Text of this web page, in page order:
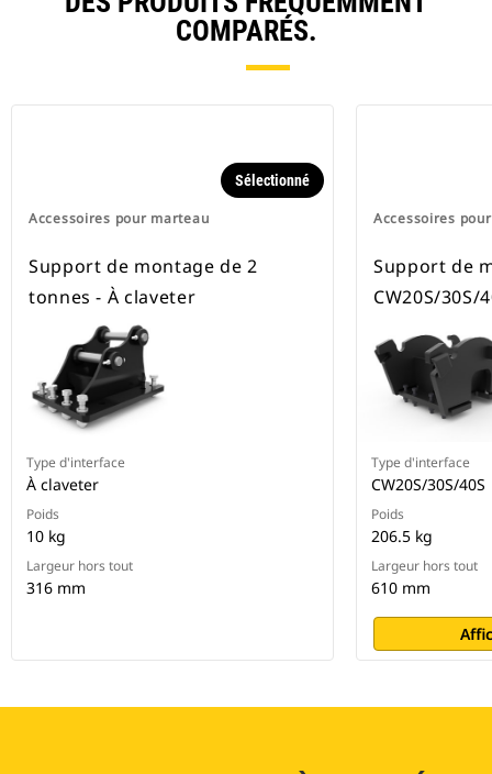
COMPARÉS.
Accessoires pour marteau
Sélectionné
Support de montage de 2
tonnes - À claveter
Type d'interface
À claveter
Poids
10 kg
Largeur hors tout
316 mm
Accessoires
Support de
CW20S/30S/
Type d'interface
CW20S/30S/40S
Poids
206.5 kg
Largeur hors tout
610 mm